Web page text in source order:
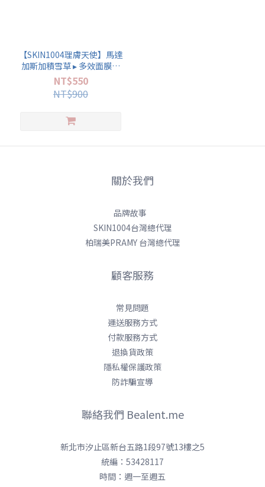
【SKIN1004理膚天使】馬達
加斯加積雪草 ▸ 多效面膜組
(旅遊外出方便帶
NT$550
NT$900
關於我們
品牌故事
SKIN1004台灣總代理
柏瑞美PRAMY 台灣總代理
顧客服務
常見問題
運送服務方式
付款服務方式
退換貨政策
隱私權保護政策
防詐騙宣導
聯絡我們 Bealent.me
新北市汐止區新台五路1段97號13樓之5
統編：53428117
時間：週一至週五